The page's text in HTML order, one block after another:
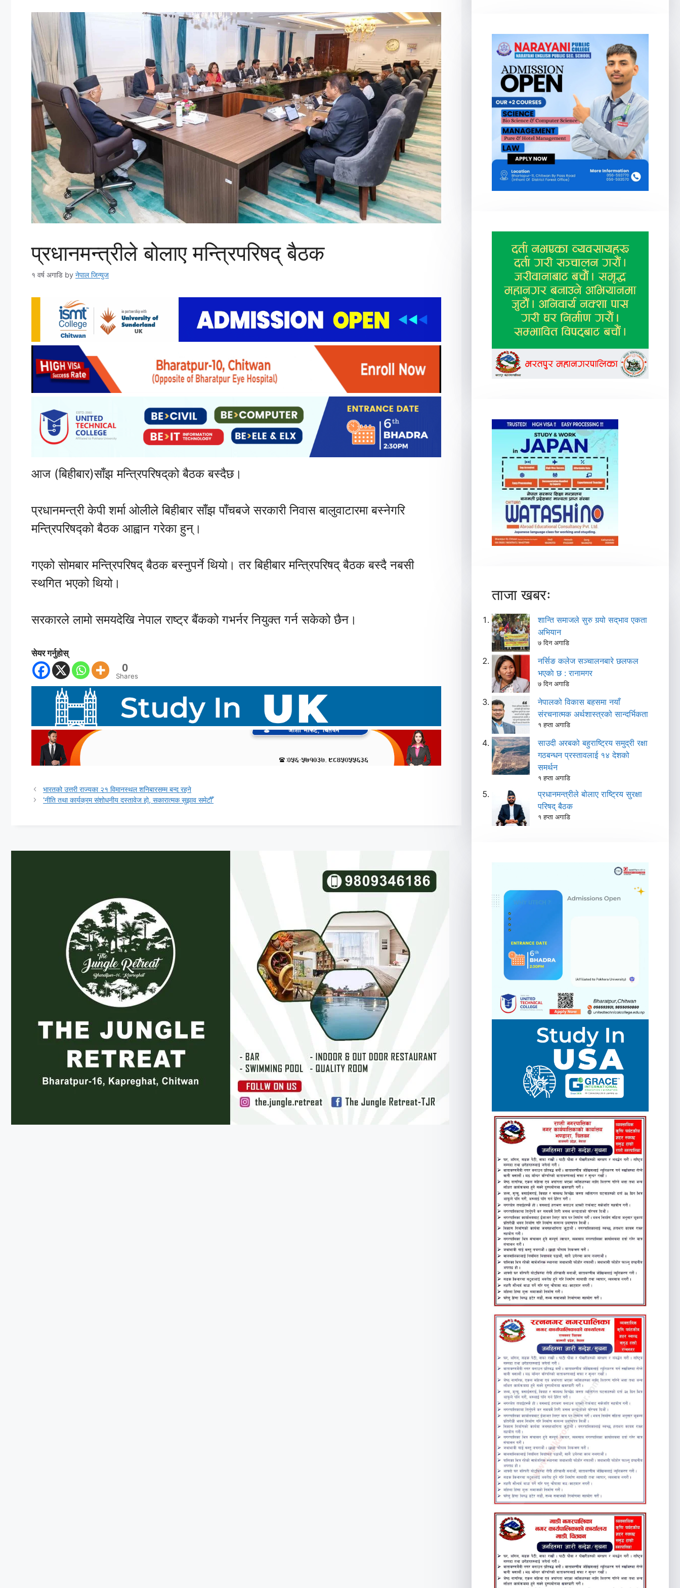
प्रधानमन्त्रीले बोलाए मन्त्रिपरिषद्‌ बैठक
१ वर्ष अगाडि by नेपाल जिन्युज
आज (बिहीबार)साँझ मन्त्रिपरिषद्‌को बैठक बस्दैछ।
प्रधानमन्त्री केपी शर्मा ओलीले बिहीबार साँझ पाँचबजे सरकारी निवास बालुवाटारमा बस्नेगरि
मन्त्रिपरिषद्को बैठक आह्वान गरेका हुन्।
गएको सोमबार मन्त्रिपरिषद् बैठक बस्नुपर्ने थियो। तर बिहीबार मन्त्रिपरिषद् बैठक बस्दै नबसी
स्थगित भएको थियो।
सरकारले लामो समयदेखि नेपाल राष्ट्र बैंकको गभर्नर नियुक्त गर्न सकेको छैन।
सेयर गर्नुहोस्
0
Shares
भारतको उत्तरी राज्यका २१ विमानस्थल शनिबारसम्म बन्द रहने
‘नीति तथा कार्यक्रम संशोधनीय दस्तावेज हो, सकारात्मक सुझाव समेटौँ’
ताजा खबरः
शान्ति समाजले सुरु गर्‍यो सद्‌भाव एकता
अभियान
७ दिन अगाडि
नर्सिङ कलेज सञ्चालनबारे छलफल
भएकाे छ : रानामगर
७ दिन अगाडि
नेपालको विकास बहसमा नयाँ
संरचनात्मक अर्थशास्त्रको सान्दर्भिकता
१ हप्ता अगाडि
साउदी अरबको बहुराष्ट्रिय समुद्री रक्षा
गठबन्धन प्रस्तावलाई १४ देशको
समर्थन
१ हप्ता अगाडि
प्रधानमन्त्रीले बोलाए राष्ट्रिय सुरक्षा
परिषद् बैठक
१ हप्ता अगाडि